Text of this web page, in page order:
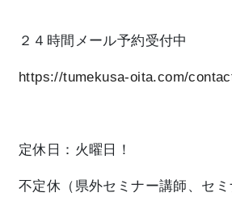
２４時間メール予約受付中
https://tumekusa-oita.com/
定休日：火曜日！
不定休（県外セミナー講師、セ